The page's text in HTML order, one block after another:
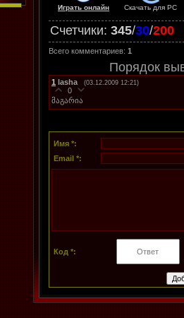
Играть онлайн Скачать для PC
Счетчики: 345/30/200
Всего комментариев: 1
Порядок
1 lasha (03.12.2009 12:21)
0
მაგარია
Имя *:
Email *:
Код *: